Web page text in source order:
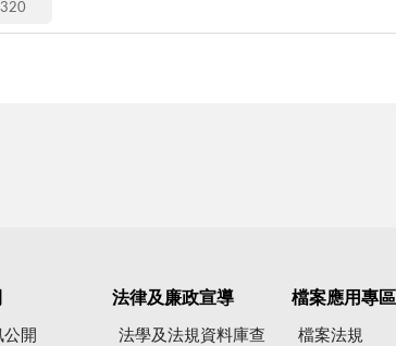
320
公開
法律及廉政宣導
法學及法規資料庫查
檔案應用專區
檔案法規